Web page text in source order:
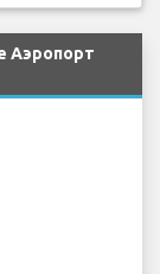
Аэропорт